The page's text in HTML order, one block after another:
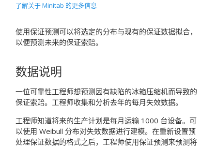
了解关于 Minitab 的更多信息
使用保证预测可以将选定的分布与现有的保证数据拟合，
以便预测未来的保证索赔。
数据说明
一位可靠性工程师想预测因有缺陷的冰箱压缩机而导致的
保证索赔。工程师收集和分析去年的每月失效数据。
工程师知道将来的生产计划是每月运输 1000 台设备。可
以使用 Weibull 分布对失效数据进行建模。在重新设置预
处理保证数据的格式之后，工程师使用保证预测来预测将